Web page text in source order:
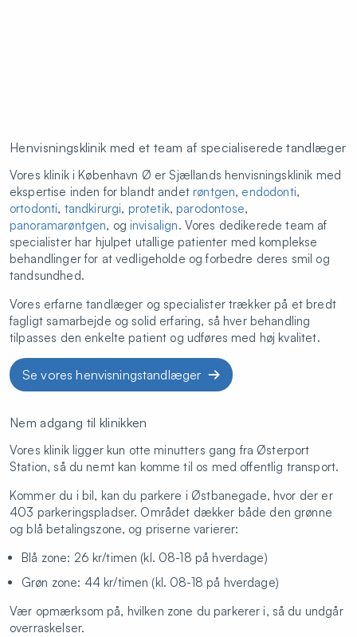
Henvisningsklinik med et team af specialiserede tandlæger
Vores klinik i København Ø er Sjællands henvisningsklinik med
ekspertise inden for blandt andet røntgen, endodonti,
ortodonti, tandkirurgi, protetik, parodontose,
panoramarøntgen, og invisalign. Vores dedikerede team af
specialister har hjulpet utallige patienter med komplekse
behandlinger for at vedligeholde og forbedre deres smil og
tandsundhed.
Vores erfarne tandlæger og specialister trækker på et bredt
fagligt samarbejde og solid erfaring, så hver behandling
tilpasses den enkelte patient og udføres med høj kvalitet.
Se vores henvisningstandlæger
Nem adgang til klinikken
Vores klinik ligger kun otte minutters gang fra Østerport
Station, så du nemt kan komme til os med offentlig transport.
Kommer du i bil, kan du parkere i Østbanegade, hvor der er
403 parkeringspladser. Området dækker både den grønne
og blå betalingszone, og priserne varierer:
Blå zone: 26 kr/timen (kl. 08-18 på hverdage)
Grøn zone: 44 kr/timen (kl. 08-18 på hverdage)
Vær opmærksom på, hvilken zone du parkerer i, så du undgår
overraskelser.